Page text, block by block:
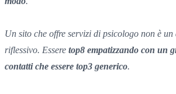
Un sito che offre servizi di psicologo non è
riflessivo. Essere top8 empatizzando con un
contatti che essere top3 generico.